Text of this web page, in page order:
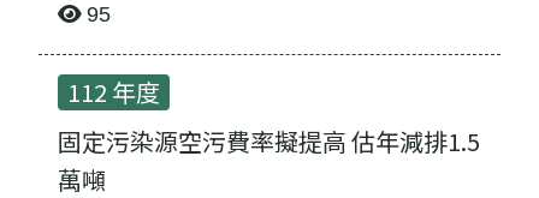
95
112 年度
固定污染源空污費率擬提高 估年減排1.5
萬噸